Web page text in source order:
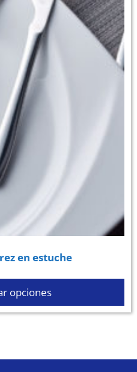
en estuche
opciones